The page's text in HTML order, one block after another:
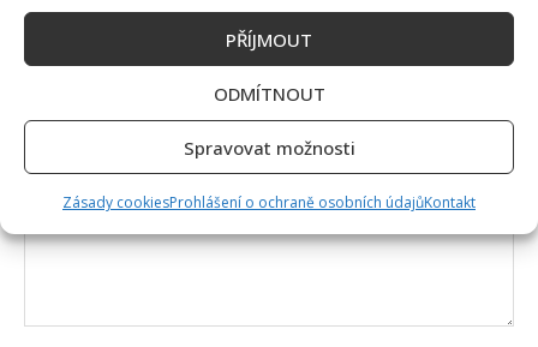
PŘÍJMOUT
ODMÍTNOUT
Spravovat možnosti
Zásady cookiesProhlášení o ochraně osobních údajůKontakt
Komentář